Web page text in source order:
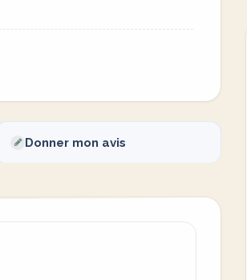
Donner mon avis